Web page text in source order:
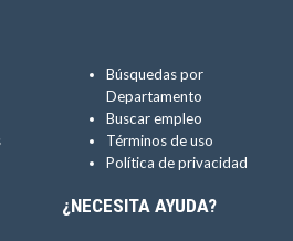
Búsquedas por
Departamento
Buscar empleo
Términos de uso
Política de privacidad
¿NECESITA AYUDA?